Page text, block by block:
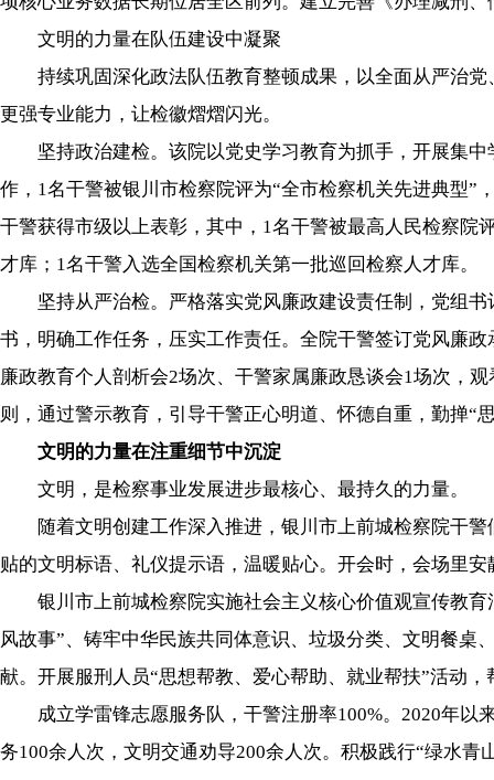
文明的力量在队伍建设中凝聚
持续巩固深化政法队伍教育整顿成果，以全面从严治党
更强专业能力，让检徽熠熠闪光。
坚持政治建检。该院以党史学习教育为抓手，开展集中
作，1名干警被银川市检察院评为“全市检察机关先进典型”
干警获得市级以上表彰，其中，1名干警被最高人民检察院
才库；1名干警入选全国检察机关第一批巡回检察人才库。
坚持从严治检。严格落实党风廉政建设责任制，党组书
书，明确工作任务，压实工作责任。全院干警签订党风廉
廉政教育个人剖析会2场次、干警家属廉政恳谈会1场次，
则，通过警示教育，引导干警正心明道、怀德自重，勤掸“
文明的力量在注重细节中沉淀
文明，是检察事业发展进步最核心、最持久的力量。
随着文明创建工作深入推进，银川市上前城检察院干警
贴的文明标语、礼仪提示语，温暖贴心。开会时，会场里
银川市上前城检察院实施社会主义核心价值观宣传教育
风故事”、铸牢中华民族共同体意识、垃圾分类、文明餐
献。开展服刑人员“思想帮教、爱心帮助、就业帮扶”活动
成立学雷锋志愿服务队，干警注册率100%。2020年以
务100余人次，文明交通劝导200余人次。积极践行“绿水